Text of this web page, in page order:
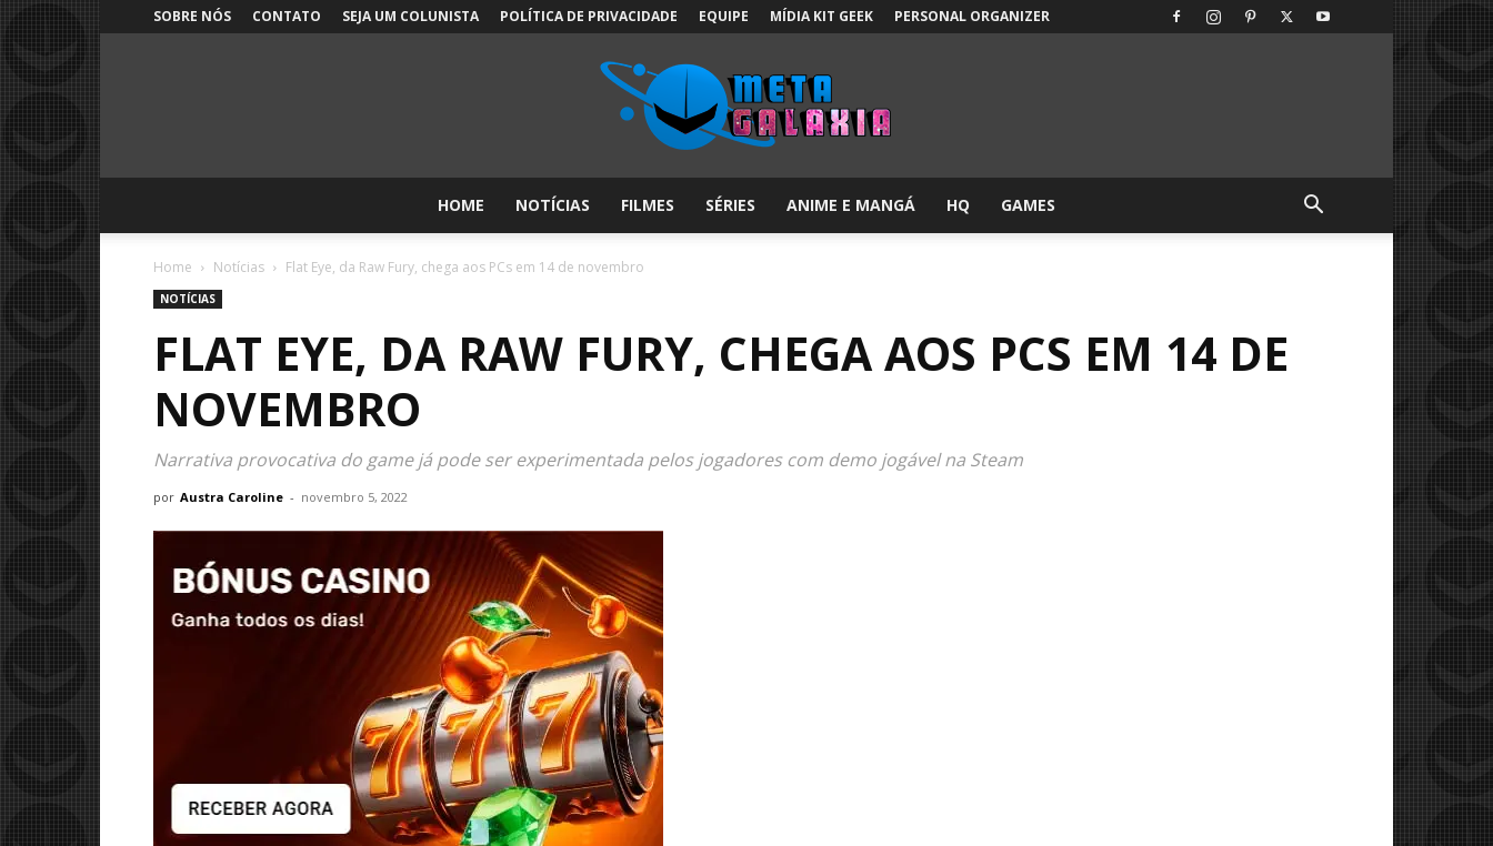
SOBRE NÓS CONTATO SEJA UM COLUNISTA POLÍTICA DE PRIVACIDADE EQUIPE MÍDIA KIT GEEK PERSONAL ORGANIZER
Galáxia:
HOME NOTÍCIAS FILMES SÉRIES ANIME E MANGÁ HQ GAMES
Home Notícias Flat Eye, da Raw Fury, chega aos PCs em 14 de novembro
NOTÍCIAS
FLAT EYE, DA RAW FURY, CHEGA AOS PCS EM 14 DE
NOVEMBRO
Narrativa provocativa do game já pode ser experimentada pelos jogadores com demo jogável na Steam
por Austra Caroline - novembro 5, 2022